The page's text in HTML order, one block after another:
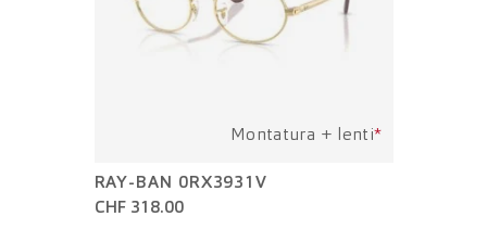
Montatura + lenti*
RAY-BAN 0RX3931V
CHF 318.00